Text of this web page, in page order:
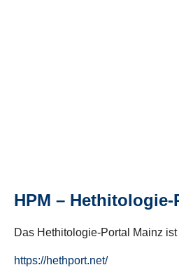
HPM –
Das Hethitologie-Portal Mainz
https://hethport.net/